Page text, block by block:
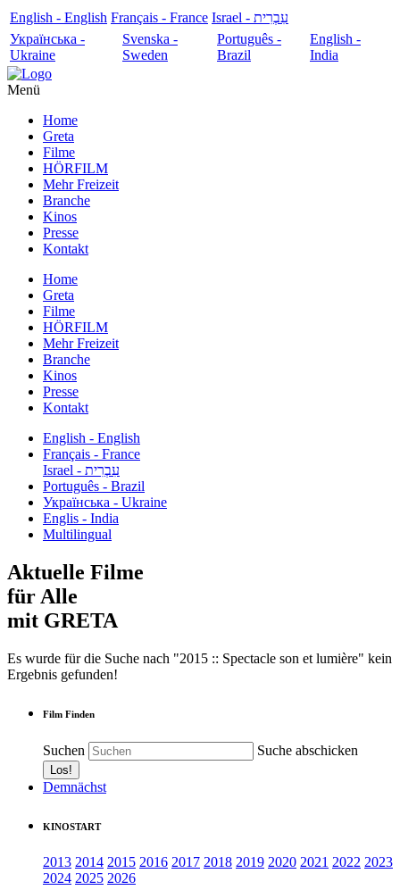
English - English Français - France
עִבְרִית - Israel
Українська -
Ukraine
Svenska -
Sweden
Português -
Brazil
English -
India
Menü
Home
Greta
Filme
HÖRFILM
Mehr Freizeit
Branche
Kinos
Presse
Kontakt
Home
Greta
Filme
HÖRFILM
Mehr Freizeit
Branche
Kinos
Presse
Kontakt
English - English
Français - France
עִבְרִית - Israel
Português - Brazil
Українська - Ukraine
Englis - India
Multilingual
Aktuelle Filme
für Alle
mit GRETA
Es wurde für die Suche nach "2015 :: Spectacle son et lumière" kein
Ergebnis gefunden!
Film Finden
Suchen Suche abschicken
Demnächst
KINOSTART
2013 2014 2015 2016 2017 2018 2019 2020 2021 2022 2023
2024 2025 2026